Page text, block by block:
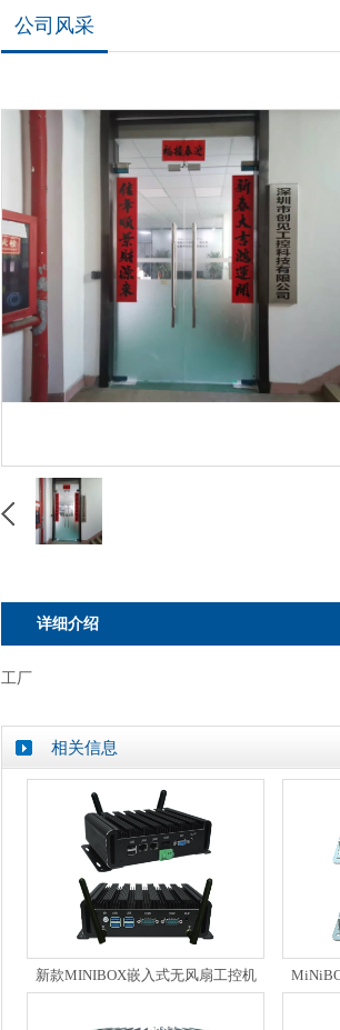
BOX-HM86无风扇工业计算机 新款MINIBOX
公司风采
详细介绍
工厂
相关信息
新款MINIBOX嵌入式无风扇工控机